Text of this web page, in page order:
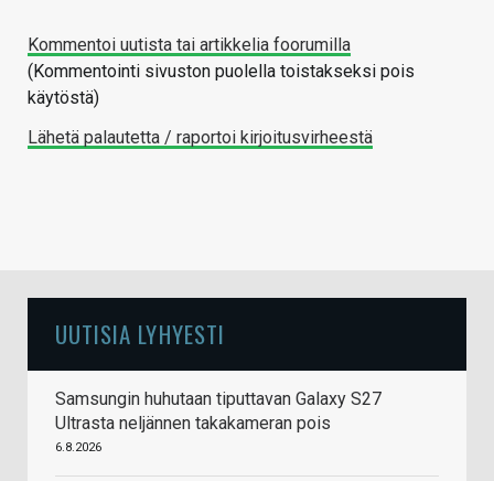
Kommentoi uutista tai artikkelia foorumilla
(Kommentointi sivuston puolella toistakseksi pois
käytöstä)
Lähetä palautetta / raportoi kirjoitusvirheestä
UUTISIA LYHYESTI
Samsungin huhutaan tiputtavan Galaxy S27
Ultrasta neljännen takakameran pois
6.8.2026